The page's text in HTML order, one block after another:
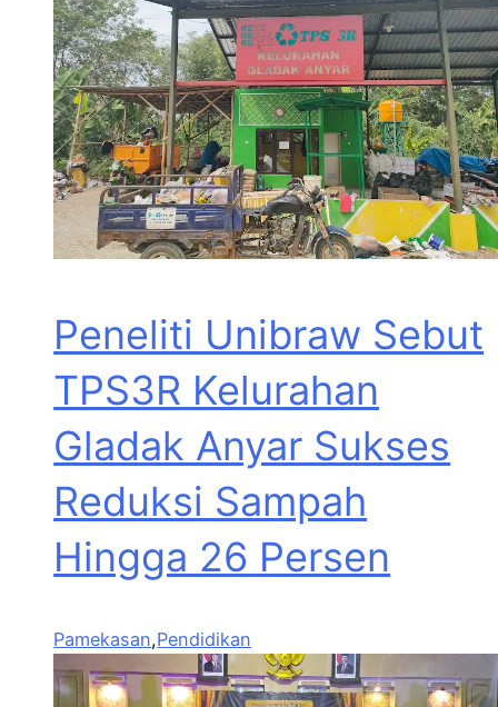
Peneliti Unibraw Sebut
TPS3R Kelurahan
Gladak Anyar Sukses
Reduksi Sampah
Hingga 26 Persen
Pamekasan,Pendidikan